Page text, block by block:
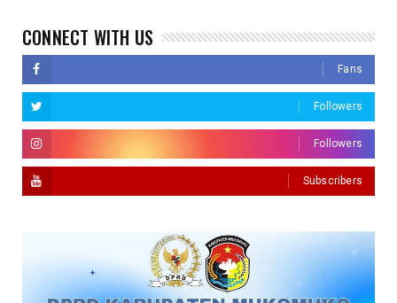
CONNECT WITH US
Fans
Followers
Followers
Subscribers